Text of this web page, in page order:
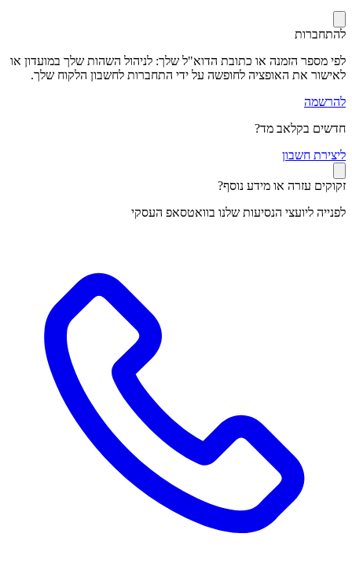
להתחברות
לפי מספר הזמנה או כתובת הדוא"ל שלך: לניהול השהות שלך במועדון או
לאישור את האופציה לחופשה על ידי התחברות לחשבון הלקוח שלך.
להרשמה
חדשים בקלאב מד?
ליצירת חשבון
זקוקים עזרה או מידע נוסף?
לפנייה ליועצי הנסיעות שלנו בוואטסאפ העסקי